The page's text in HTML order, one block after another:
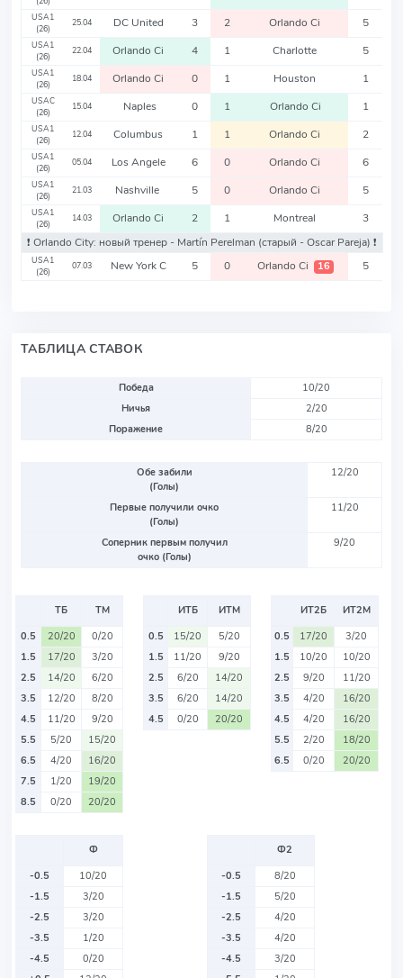
USA1
(26)
25.04 DC United 3 2 Orlando Ci 5
USA1
(26)
22.04 Orlando Ci 4 1 Charlotte 5
USA1
(26)
18.04 Orlando Ci 0 1 Houston 1
USAC
(26)
15.04 Naples 0 1 Orlando Ci 1
USA1
(26)
12.04 Columbus 1 1 Orlando Ci 2
USA1
(26)
05.04 Los Angele 6 0 Orlando Ci 6
USA1
(26)
21.03 Nashville 5 0 Orlando Ci 5
USA1
(26)
14.03 Orlando Ci 2 1 Montreal
3
❗️ Orlando City: новый тренер - Martín Perelman (старый - Oscar Pareja) ❗️
USA1
(26)
07.03 New York C 5 0 Orlando Ci 16 5
ТАБЛИЦА СТАВОК
Победа
10/20
Ничья
2/20
Поражение
8/20
Обе забили
(Голы)
12/20
Первые получили очко
(Голы)
11/20
Соперник первым получил
очко (Голы)
9/20
ТБ
ТМ
0.5
20/20
0/20
1.5
17/20
3/20
2.5
14/20
6/20
3.5
12/20
8/20
4.5
11/20
9/20
5.5
5/20
15/20
6.5
4/20
16/20
7.5
1/20
19/20
8.5
0/20 20/20
ИТБ
ИТМ
0.5
15/20
5/20
1.5
11/20
9/20
2.5
6/20
14/20
3.5
6/20
14/20
4.5
0/20 20/20
ИТ2Б
ИТ2М
0.5
17/20
3/20
1.5
10/20
10/20
2.5
9/20
11/20
3.5
4/20
16/20
4.5
4/20
16/20
5.5
2/20
18/20
6.5
0/20 20/20
Ф
-0.5
10/20
-1.5
3/20
-2.5
3/20
-3.5
1/20
-4.5
0/20
Ф2
-0.5
8/20
-1.5
5/20
-2.5
4/20
-3.5
4/20
-4.5
3/20